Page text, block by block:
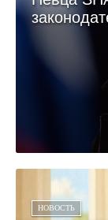
НОВОСТЬ